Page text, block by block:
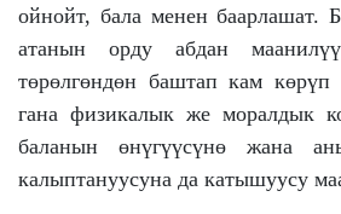
ойнойт, бала менен баарлашат.
атанын орду абдан
төрөлгөндөн баштап кам
гана физикалык же моралдык
баланын өнүгүүсүнө жана
калыптануусуна да катышуусу